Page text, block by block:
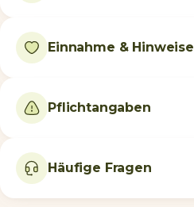
Einnahme & Hinweise
Pflichtangaben
Häufige Fragen